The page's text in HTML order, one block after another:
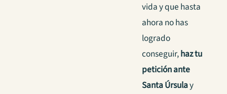
vida y que hasta
ahora no has
logrado
conseguir,haz tu
petición ante
Santa Úrsulay